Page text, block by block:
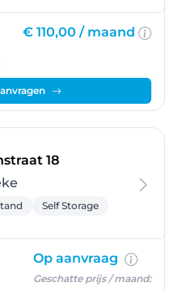
€ 110,00 / maand
18- Kruibeke
Self Storage
Op aanvraag
Geschatte prijs / maand: